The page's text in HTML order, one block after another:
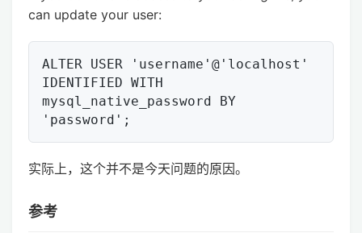
can update your user:
ALTER USER 'username'@'localhost'
IDENTIFIED WITH
mysql_native_password BY
实际上，这个并不是今天问题的原因。
参考